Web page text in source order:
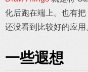
化后跑在端上。也有把
还没看到比较好的应用
一些遐想